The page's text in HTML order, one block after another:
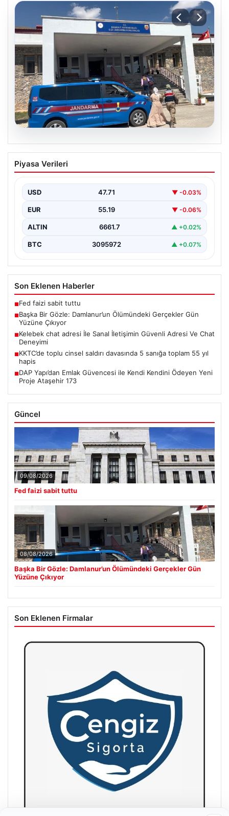
08.08.2026
Başka Bir Gözle: Damlanur’un
Ölümündeki Gerçekler Gün Yüzüne
Van’ın Başkale ilçesinde yaşanan ve uzun süredir
başladı.…
Piyasa Verileri
USD 47.71 ▼ -0.03%
EUR 55.19 ▼ -0.06%
ALTIN 6661.7 ▲ +0.02%
BTC 3095972 ▲ +0.07%
Son Eklenen Haberler
■Fed faizi sabit tuttu
■Başka Bir Gözle: Damlanur’un Ölümündeki Gerçekler Gün
Yüzüne Çıkıyor
■Kelebek chat adresi İle Sanal İletişimin Güvenli Adresi Ve Chat
Deneyimi
■KKTC’de toplu cinsel saldırı davasında 5 sanığa toplam 55 yıl
hapis
■DAP Yapı’dan Emlak Güvencesi ile Kendi Kendini Ödeyen Yeni
Proje Ataşehir 173
Güncel
09/08/2026
Fed faizi sabit tuttu
08/08/2026
Başka Bir Gözle: Damlanur’un Ölümündeki Gerçekler Gün
Yüzüne Çıkıyor
Son Eklenen Firmalar